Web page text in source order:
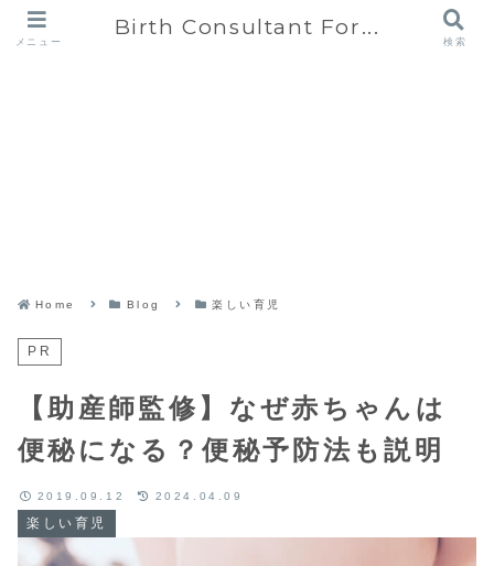
Home Blog 楽しい育児
PR
【助産師監修】なぜ赤ちゃんは
便秘になる？便秘予防法も説明
楽しい育児
2019.09.12 2024.04.09
メニュー
Birth Consultant For...
検索